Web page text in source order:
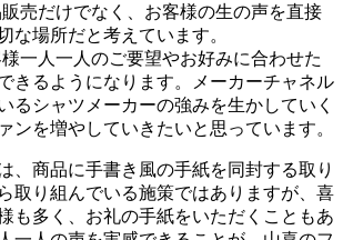
売だけでなく、お客様の生の声を直接
な場所だと考えています。
一人一人のご要望やお好みに合わせた
きるようになります。メーカーチャネル
るシャツメーカーの強みを生かしていく
ンを増やしていきたいと思っています。
、商品に手書き風の手紙を同封する取り
取り組んでいる施策ではありますが、喜
も多く、お礼の手紙をいただくこともあ